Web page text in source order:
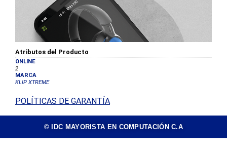
Atributos del Producto
ONLINE
2
MARCA
KLIP XTREME
POLÍTICAS DE GARANTÍA
© IDC MAYORISTA EN COMPUTACIÓN C.A